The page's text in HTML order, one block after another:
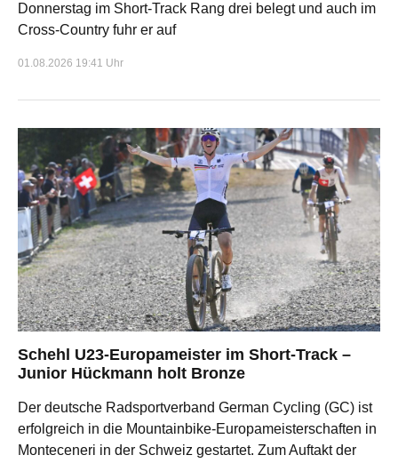
Donnerstag im Short-Track Rang drei belegt und auch im
Cross-Country fuhr er auf
01.08.2026 19:41 Uhr
Schehl U23-Europameister im Short-Track –
Junior Hückmann holt Bronze
Der deutsche Radsportverband German Cycling (GC) ist
erfolgreich in die Mountainbike-Europameisterschaften in
Monteceneri in der Schweiz gestartet. Zum Auftakt der